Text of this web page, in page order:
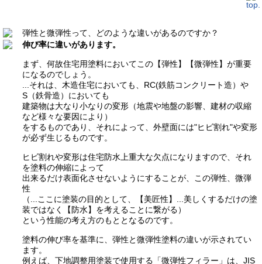
弾性と微弾性って、どのような違いがあるのですか？
伸び率に違いがあります。
まず、何故住宅用塗料においてこの【弾性】【微弾性】が重要
になるのでしょう。
...それは、木造住宅においても、RC(鉄筋コンクリート造）や
S（鉄骨造）においても
建築物は大なり小なりの変形（地震や地盤の影響、建材の収縮
など様々な要因により）
をするものであり、それによって、外壁面には"ヒビ割れ"や変形
が必ず生じるものです。
ヒビ割れや変形は住宅防水上重大な欠点になりますので、それ
を塗料の伸縮によって
出来るだけ表面化させないようにすることが、この弾性、微弾
性
（...ここに塗装の目的として、【美匠性】...美しくするだけの塗
装ではなく【防水】を考えることに繋がる）
という性能の考え方のもととなるのです。
塗料の伸び率を基準に、弾性と微弾性塗料の違いが示されてい
ます。
例えば、下地調整用塗装で使用する「微弾性フィラー」は、JIS